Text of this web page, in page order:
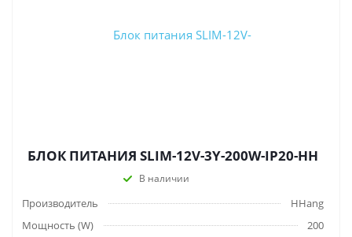
БЛОК ПИТАНИЯ SLIM-12V-3Y-200W-IP20-HH
В наличии
Производитель
HHang
Мощность (W)
200